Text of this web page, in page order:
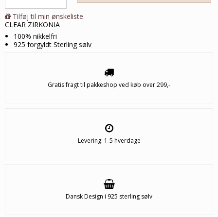
Tilføj til min ønskeliste
CLEAR ZIRKONIA
100% nikkelfri
925 forgyldt Sterling sølv
Gratis fragt til pakkeshop ved køb over 299,-
Levering: 1-5 hverdage
Dansk Design i 925 sterling sølv